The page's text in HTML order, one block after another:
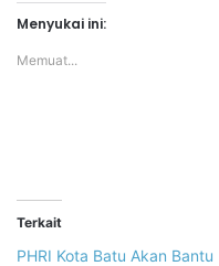
Menyukai ini:
Memuat...
Terkait
PHRI Kota Batu Akan Bantu